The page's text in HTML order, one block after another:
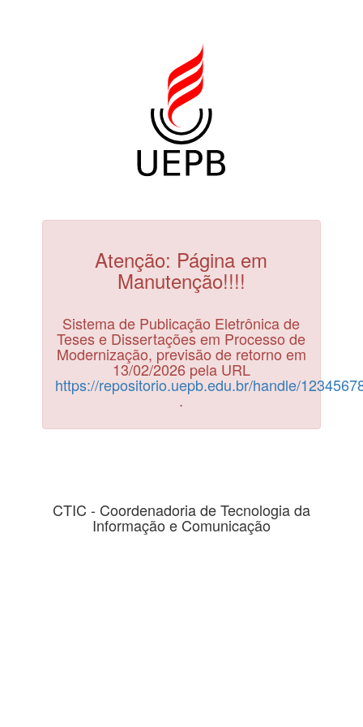
Atenção: Página em
Manutenção!!!!
Sistema de Publicação Eletrônica de
Teses e Dissertações em Processo de
Modernização, previsão de retorno em
13/02/2026 pela URL
https://repositorio.uepb.edu.br/handle/
.
CTIC - Coordenadoria de Tecnologia da
Informação e Comunicação